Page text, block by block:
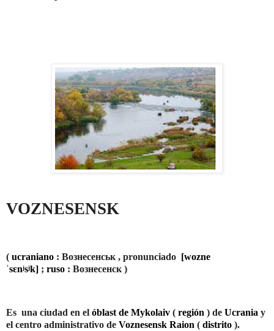
VOZNESENSK
( ucraniano : Вознесенськ , pronunciado [wozne
ˈsɛnʲsʲk] ; ruso : Вознесенск )
Es una ciudad en el óblast de Mykolaiv ( región ) de Ucrania y
el centro administrativo de Voznesensk Raion ( distrito ).